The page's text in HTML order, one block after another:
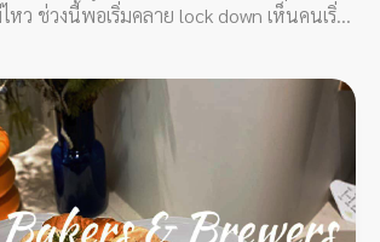
หว ช่วงนี้พอเริ่มคลาย lock down เห็นคนเริ่ม
นี่น่าจะตอบโจทย์ที่สุด โจทย์คืออยากได้ความ
ว่ายน้ำ ติดหาด service ดี ฟรี breakfast